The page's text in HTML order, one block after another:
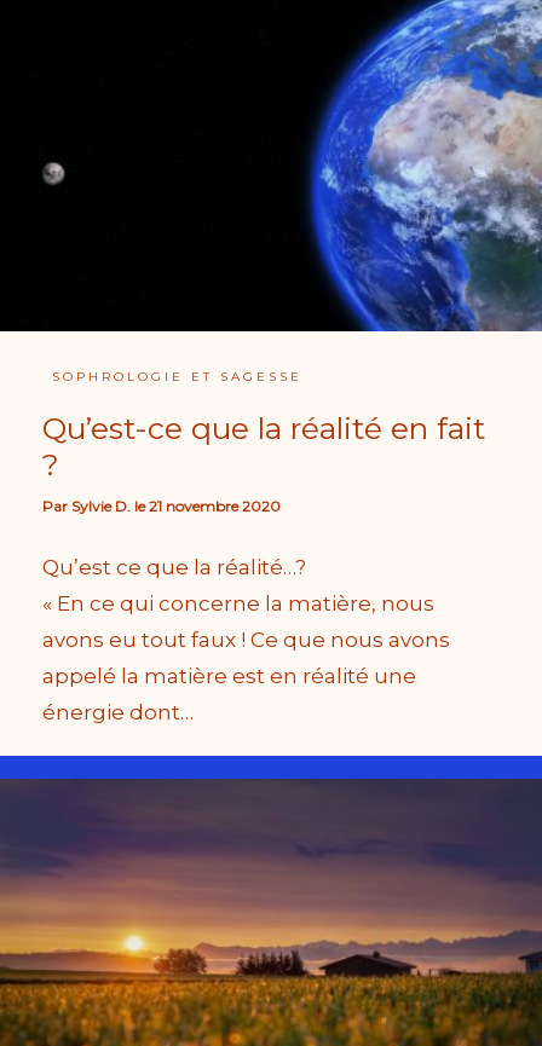
SOPHROLOGIE ET SAGESSE
Qu’est-ce que la réalité en fait
?
Par Sylvie D. le21 novembre 2020
Qu’est ce que la réalité…?
« En ce qui concerne la matière, nous
avons eu tout faux ! Ce que nous avons
appelé la matière est en réalité une
énergie dont…